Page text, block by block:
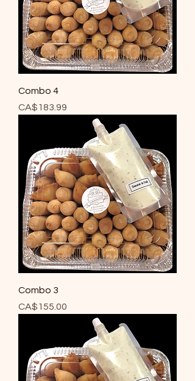
Combo 4
Price
CA$183.99
Combo 3
Price
CA$155.00